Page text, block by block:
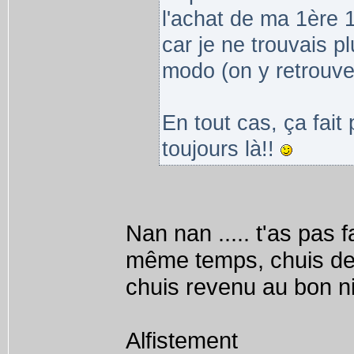
l'achat de ma 1ère
car je ne trouvais
modo (on y
En tout cas, ça fait
toujours là!!
Nan nan ..... t'as pas
même temps, chuis
chuis revenu au bon
Alfistement